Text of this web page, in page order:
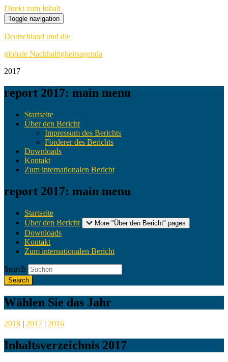
Direkt zum Inhalt
Toggle navigation
Deutschland und die
globale Nachhaltigkeitsagenda
2017
report 2017: main menu
Startseite
Über den Bericht
Impressum des Berichts
Förderer des Berichts
Downloads
Kontakt
Zum internationalen Bericht
report 2017: main menu
Startseite
Über den Bericht
More "Über den Bericht" pages
Downloads
Kontakt
Zum internationalen Bericht
Search
Wählen Sie das Jahr
2018 | 2017 | 2016
Inhaltsverzeichnis 2017